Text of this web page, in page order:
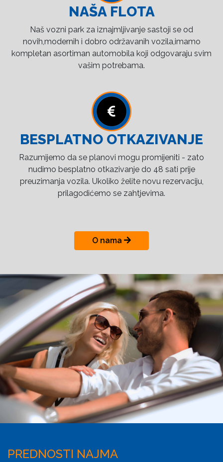
NAŠA FLOTA
Naš vozni park za iznajmljivanje sastoji se od
novih,modernih i dobro održavanih vozila,imamo
kompletan asortiman automobila koji odgovaraju svim
vašim potrebama.
BESPLATNO OTKAZIVANJE
Razumijemo da se planovi mogu promijeniti - zato
nudimo besplatno otkazivanje do 48 sati prije
preuzimanja vozila. Ukoliko želite novu rezervaciju,
prilagodićemo se zahtjevima.
O nama
PREDNOSTI NAJMA